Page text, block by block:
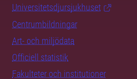
Universitetsdjursjukhuset
Centrumbildningar
Art- och miljödata
Officiell statistik
Fakulteter och institutioner